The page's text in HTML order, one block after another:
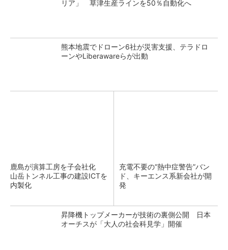
リア」 草津生産ラインを50％自動化へ
熊本地震でドローン6社が災害支援、テラドロ
ーンやLiberawareらが出動
鹿島が演算工房を子会社化
山岳トンネル工事の建設ICTを
内製化
充電不要の“熱中症警告”バン
ド、キーエンス系新会社が開
発
昇降機トップメーカーが技術の裏側公開 日本
オーチスが「大人の社会科見学」開催